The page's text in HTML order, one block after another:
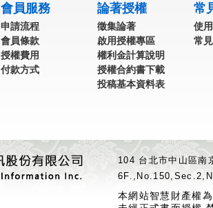
會員服務
申請流程
會員條款
授權費用
付款方式
論著授權
徵集論著
啟用授權專區
權利金計算說明
授權合約書下載
投稿基本資料表
常
使
常
104 台北市中山區
本網站智慧財產權